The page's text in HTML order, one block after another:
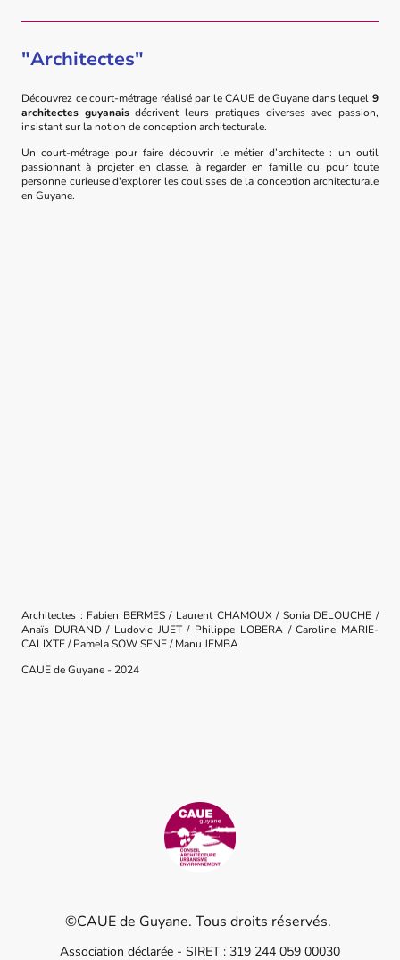
"Architectes"
Découvrez ce court-métrage réalisé par le CAUE de Guyane dans lequel 9
architectes guyanaisdécrivent leurs pratiques diverses avec passion,
insistant sur la notion de conception architecturale.
Un court-métrage pour faire découvrir le métier d’architecte : un outil
passionnant à projeter en classe, à regarder en famille ou pour toute
personne curieuse d'explorer les coulisses de la conception architecturale
en Guyane.
Architectes : Fabien BERMES / Laurent CHAMOUX / Sonia DELOUCHE /
Anaïs DURAND / Ludovic JUET / Philippe LOBERA / Caroline MARIE-
CALIXTE / Pamela SOW SENE / Manu JEMBA
CAUE de Guyane - 2024
©CAUE de Guyane. Tous droits réservés.
Association déclarée - SIRET : 319 244 059 00030